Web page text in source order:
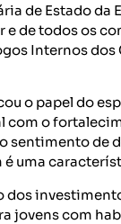
de Estado da
de todos os
Internos
o papel do
o
sentimento de
uma
jovens com